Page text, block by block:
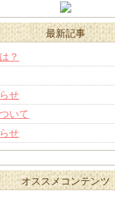
最新記事
？
せ
いて
せ
オススメコンテンツ